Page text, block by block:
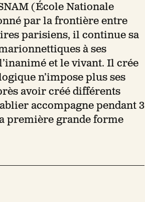
(École Nationale
par la frontière entre
parisiens, il continue sa
à ses
et le vivant. Il crée
n’impose plus ses
avoir créé différents
accompagne pendant 3
première grande forme